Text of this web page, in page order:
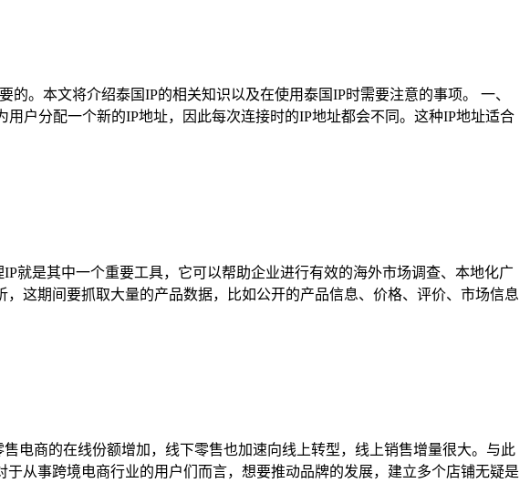
。本文将介绍泰国IP的相关知识以及在使用泰国IP时需要注意的事项。 一、
户分配一个新的IP地址，因此每次连接时的IP地址都会不同。这种IP地址适合
就是其中一个重要工具，它可以帮助企业进行有效的海外市场调查、本地化广
这期间要抓取大量的产品数据，比如公开的产品信息、价格、评价、市场信息
电商的在线份额增加，线下零售也加速向线上转型，线上销售增量很大。与此
从事跨境电商行业的用户们而言，想要推动品牌的发展，建立多个店铺无疑是